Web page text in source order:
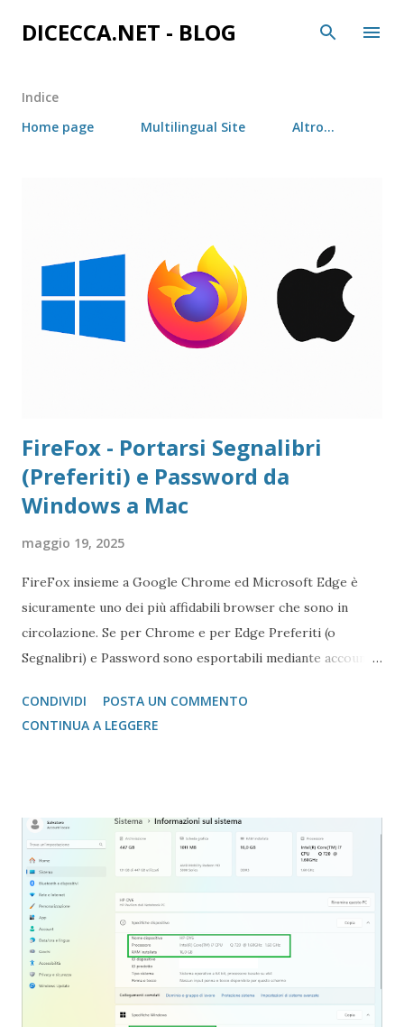
Passa ai contenuti principali
DICECCA.NET - BLOG
Indice
Home page
Multilingual Site Altro…
FireFox - Portarsi Segnalibri
(Preferiti) e Password da
Windows a Mac
maggio 19, 2025
FireFox insieme a Google Chrome ed Microsoft Edge è
sicuramente uno dei più affidabili browser che sono in
circolazione. Se per Chrome e per Edge Preferiti (o
Segnalibri) e Password sono esportabili mediante account
se non vogliamo registrare i nostri dati sul loro cloud
diventa un po' più complesso fare il porting.
CONDIVIDI
POSTA UN COMMENTO
CONTINUA A LEGGERE